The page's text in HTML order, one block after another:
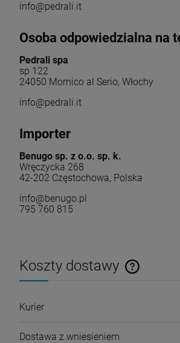
info@pedrali.it
Osoba odpowiedzialna na
Pedrali spa
sp 122
24050 Mornico al Serio, Włochy
info@pedrali.it
Importer
Benugo sp. z o.o. sp. k.
Wręczycka 268
42-202 Częstochowa, Polska
info@benugo.pl
795 760 815
Koszty dostawy
Cena nie zawiera ewentualnych kosztów
Kurier
Dostawa z wniesieniem